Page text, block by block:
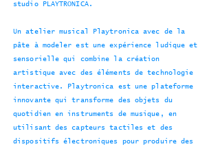
studio PLAYTRONICA.
Un atelier musical Playtronica avec de la
pâte à modeler est une expérience ludique et
sensorielle qui combine la création
artistique avec des éléments de technologie
interactive. Playtronica est une plateforme
innovante qui transforme des objets du
quotidien en instruments de musique, en
utilisant des capteurs tactiles et des
dispositifs électroniques pour produire des